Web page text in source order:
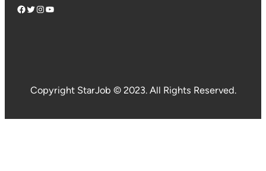
Facebook Twitter InstagramYouTube
Copyright StarJob © 2023. All Rights Reserved.